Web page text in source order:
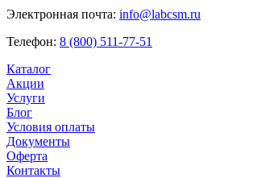
Электронная почта: info@labcsm.ru
Телефон: 8 (800) 511-77-51
Каталог
Акции
Услуги
Блог
Условия оплаты
Документы
Оферта
Контакты